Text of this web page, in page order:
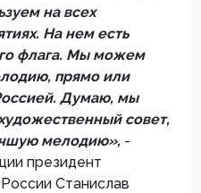
на всех
На нем есть
флага. Мы можем
прямо или
Думаю, мы
совет,
мелодию», -
президент
Станислав